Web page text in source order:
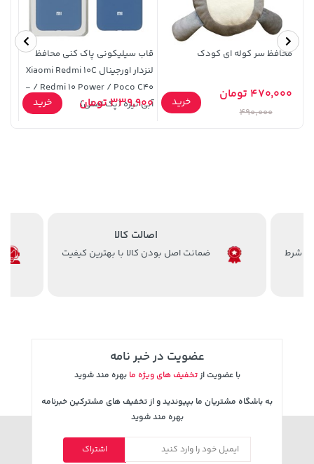
1,849,000 تومان
701,000 تومان
165,900
141,000 تومان
165,900
141,000 تومان
خرید 27,280,000 تومان
محافظ سر کوله ای کودک
470,000 تومان
490,000
خرید
قاب سیلیکونی پاک کنی محافظ
لنزدار اورجینال Xiaomi Redmi 10C
/ Redmi 10 Power / Poco C40 -
آبی تیره (پک اصلی)
339,900 تومان خرید
اصالت کالا
ضمانت اصل بودن کالا با بهترین کیفیت
عضویت در خبر نامه
با عضویت ازتخفیف های ویژه ما بهره مند شوید
به باشگاه مشتریان ما بپیوندید و از تخفیف های مشترکین خبرنامه
بهره مند شوید
اشتراک